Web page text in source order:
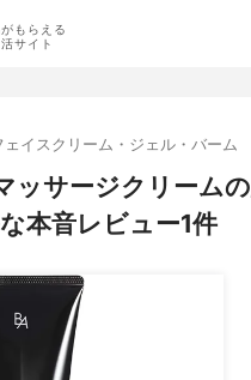
もらえる
サイト
ェイスクリーム・ジェル・バーム
ッサージクリーム
本音レビュー1件